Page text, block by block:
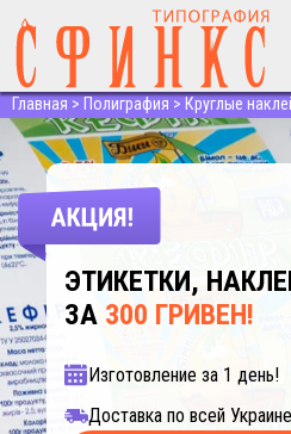
Главная > Полиграфия > Круглые
ЭТИКЕТКИ,
ЗА 300 ГРИВЕН!
Изготовление за 1 день!
Доставка по всей